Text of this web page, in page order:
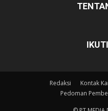
Redaksi Kontak
Pedoman